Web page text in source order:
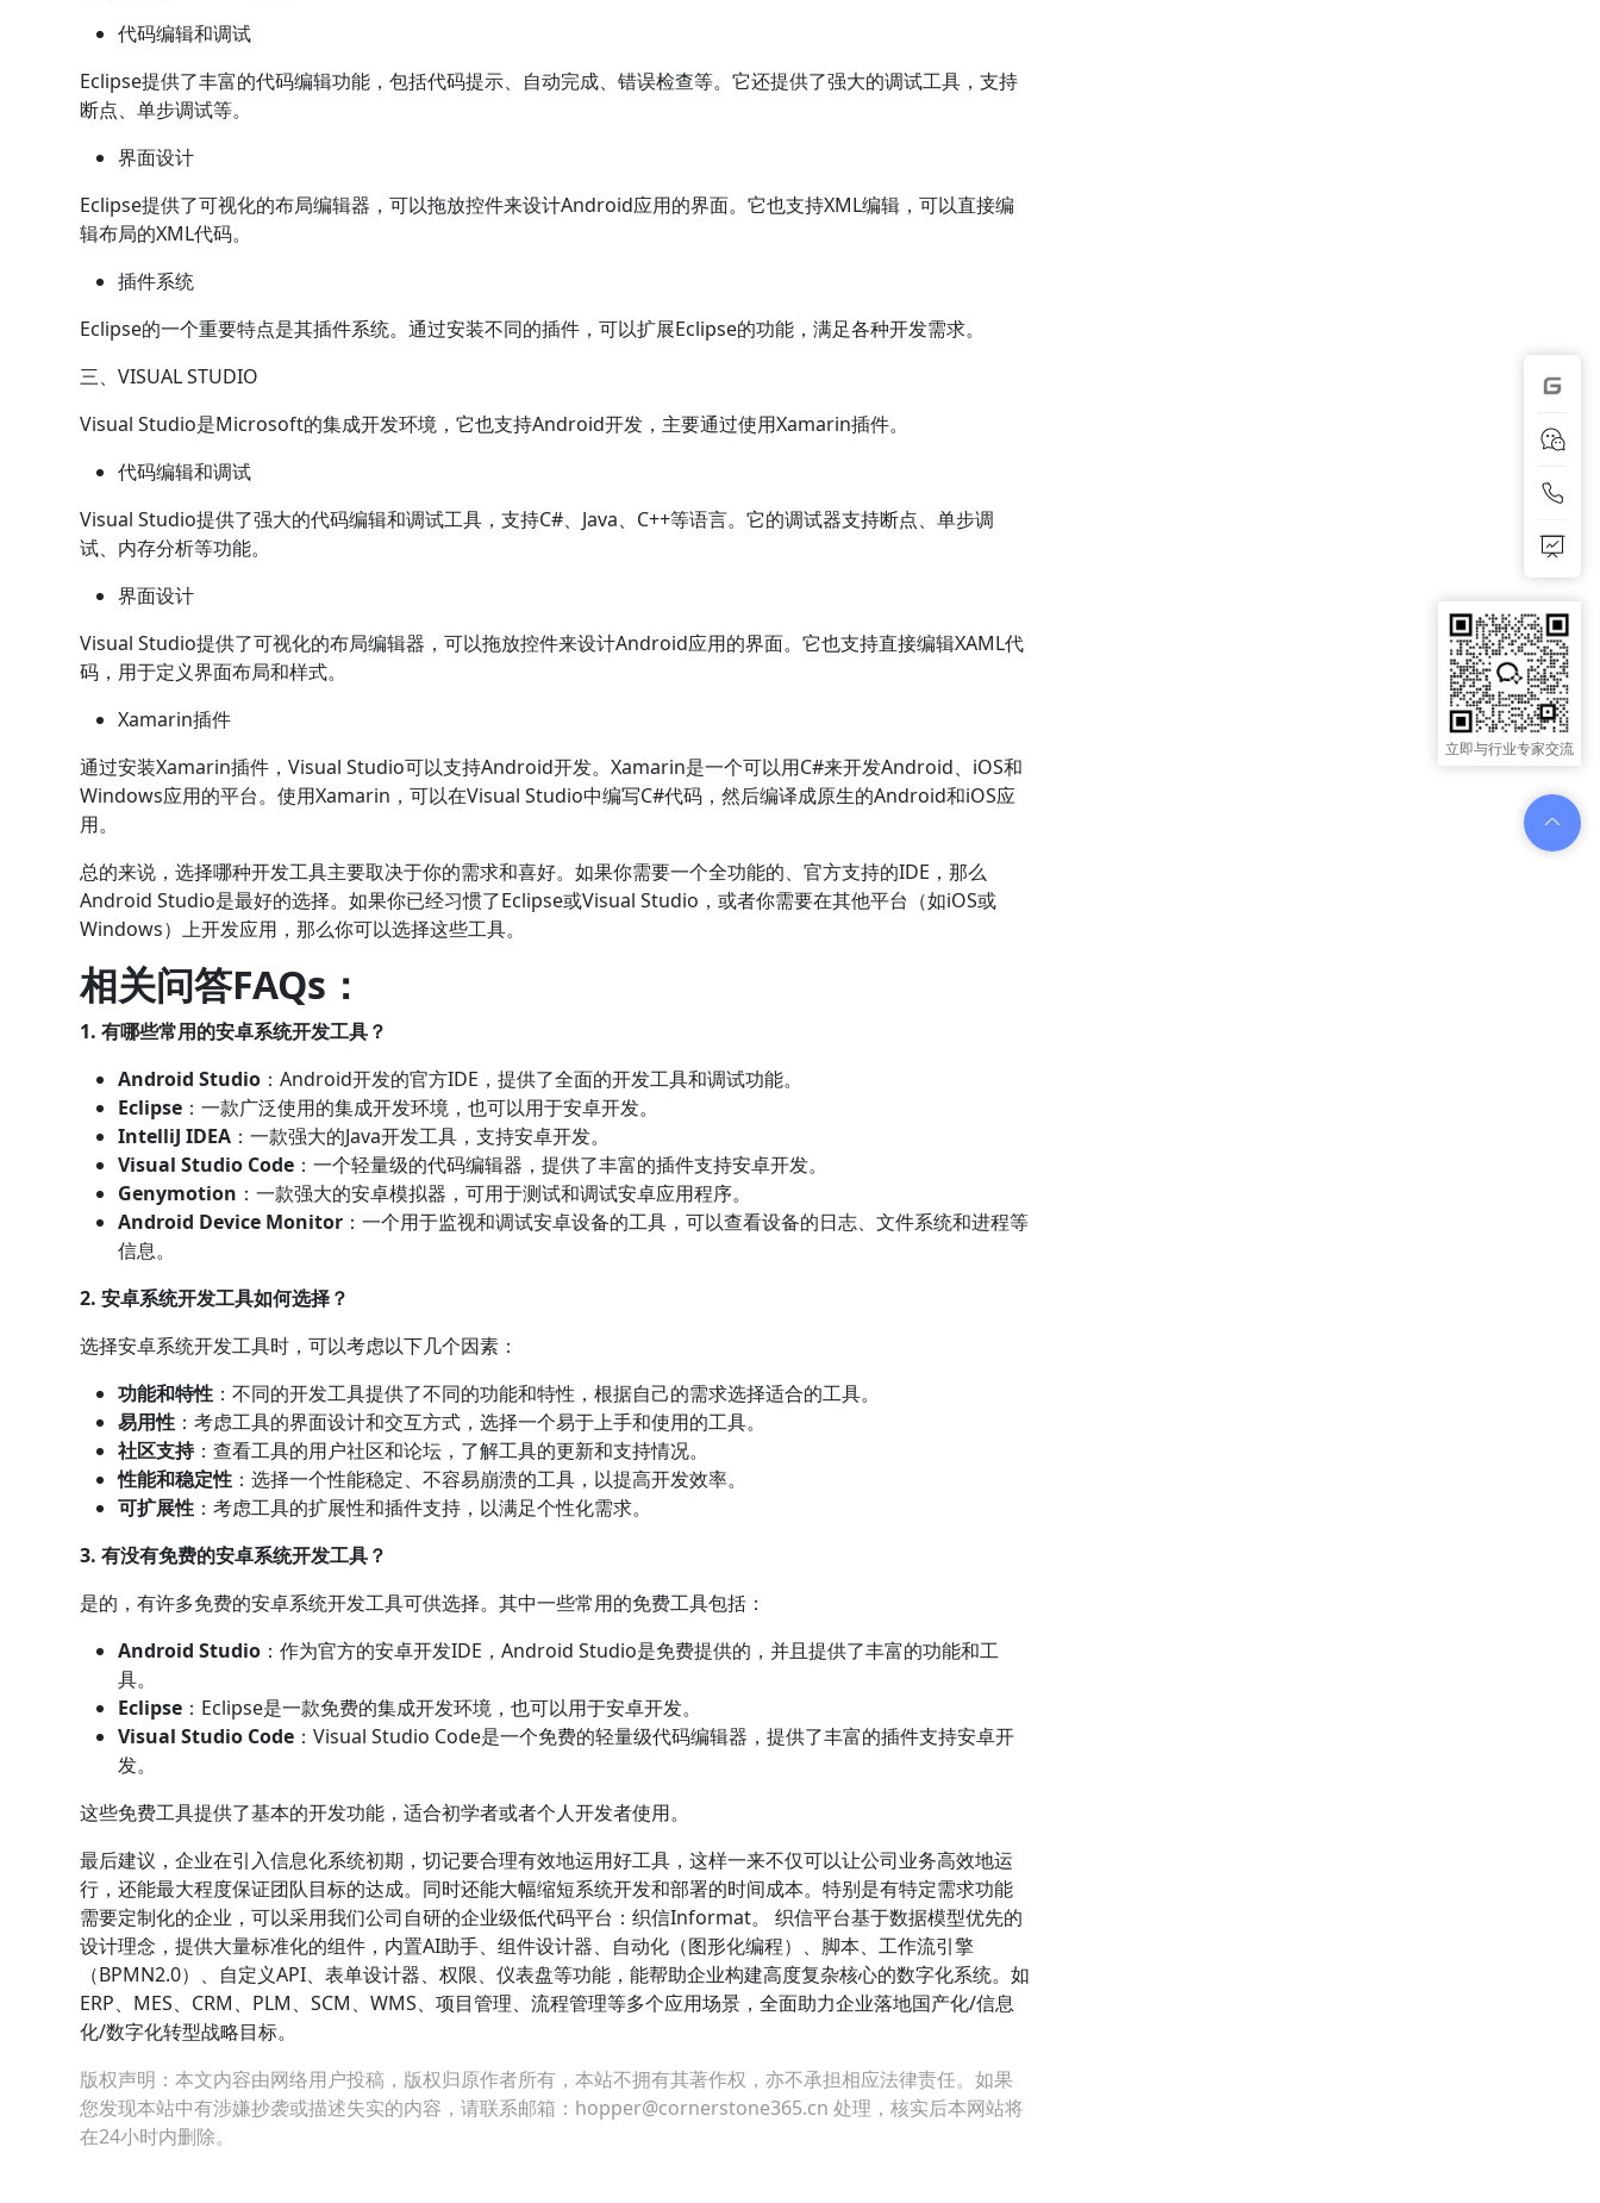
代码编辑和调试
Eclipse提供了丰富的代码编辑功能，包括代码提示、自动完成、错误检查等。它还提供了强大的调试工具，支持
断点、单步调试等。
界面设计
Eclipse提供了可视化的布局编辑器，可以拖放控件来设计Android应用的界面。它也支持XML编辑，可以直接编
辑布局的XML代码。
插件系统
Eclipse的一个重要特点是其插件系统。通过安装不同的插件，可以扩展Eclipse的功能，满足各种开发需求。
三、VISUAL STUDIO
Visual Studio是Microsoft的集成开发环境，它也支持Android开发，主要通过使用Xamarin插件。
代码编辑和调试
Visual Studio提供了强大的代码编辑和调试工具，支持C#、Java、C++等语言。它的调试器支持断点、单步调
试、内存分析等功能。
界面设计
Visual Studio提供了可视化的布局编辑器，可以拖放控件来设计Android应用的界面。它也支持直接编辑XAML代
码，用于定义界面布局和样式。
Xamarin插件
通过安装Xamarin插件，Visual Studio可以支持Android开发。Xamarin是一个可以用C#来开发Android、iOS和
Windows应用的平台。使用Xamarin，可以在Visual Studio中编写C#代码，然后编译成原生的Android和iOS应
用。
总的来说，选择哪种开发工具主要取决于你的需求和喜好。如果你需要一个全功能的、官方支持的IDE，那么
Android Studio是最好的选择。如果你已经习惯了Eclipse或Visual Studio，或者你需要在其他平台（如iOS或
Windows）上开发应用，那么你可以选择这些工具。
相关问答FAQs：
1. 有哪些常用的安卓系统开发工具？
Android Studio ：Android开发的官方IDE，提供了全面的开发工具和调试功能。
Eclipse ：一款广泛使用的集成开发环境，也可以用于安卓开发。
IntelliJ IDEA ：一款强大的Java开发工具，支持安卓开发。
Visual Studio Code ：一个轻量级的代码编辑器，提供了丰富的插件支持安卓开发。
Genymotion ：一款强大的安卓模拟器，可用于测试和调试安卓应用程序。
Android Device Monitor ：一个用于监视和调试安卓设备的工具，可以查看设备的日志、文件系统和进程等
信息。
2. 安卓系统开发工具如何选择？
选择安卓系统开发工具时，可以考虑以下几个因素：
功能和特性 ：不同的开发工具提供了不同的功能和特性，根据自己的需求选择适合的工具。
易用性 ：考虑工具的界面设计和交互方式，选择一个易于上手和使用的工具。
社区支持：查看工具的用户社区和论坛，了解工具的更新和支持情况。
性能和稳定性 ：选择一个性能稳定、不容易崩溃的工具，以提高开发效率。
可扩展性 ：考虑工具的扩展性和插件支持，以满足个性化需求。
3. 有没有免费的安卓系统开发工具？
是的，有许多免费的安卓系统开发工具可供选择。其中一些常用的免费工具包括：
Android Studio ：作为官方的安卓开发IDE，Android Studio是免费提供的，并且提供了丰富的功能和工
具。
Eclipse ：Eclipse是一款免费的集成开发环境，也可以用于安卓开发。
Visual Studio Code ：Visual Studio Code是一个免费的轻量级代码编辑器，提供了丰富的插件支持安卓开
发。
这些免费工具提供了基本的开发功能，适合初学者或者个人开发者使用。
最后建议，企业在引入信息化系统初期，切记要合理有效地运用好工具，这样一来不仅可以让公司业务高效地运
行，还能最大程度保证团队目标的达成。同时还能大幅缩短系统开发和部署的时间成本。特别是有特定需求功能
需要定制化的企业，可以采用我们公司自研的企业级低代码平台：织信Informat。 织信平台基于数据模型优先的
设计理念，提供大量标准化的组件，内置AI助手、组件设计器、自动化（图形化编程）、脚本、工作流引擎
（BPMN2.0）、自定义API、表单设计器、权限、仪表盘等功能，能帮助企业构建高度复杂核心的数字化系统。如
ERP、MES、CRM、PLM、SCM、WMS、项目管理、流程管理等多个应用场景，全面助力企业落地国产化/信息
化/数字化转型战略目标。
版权声明：本文内容由网络用户投稿，版权归原作者所有，本站不拥有其著作权，亦不承担相应法律责任。如果
您发现本站中有涉嫌抄袭或描述失实的内容，请联系邮箱：hopper@cornerstone365.cn 处理，核实后本网站将
在24小时内删除。
立即与行业专家交流